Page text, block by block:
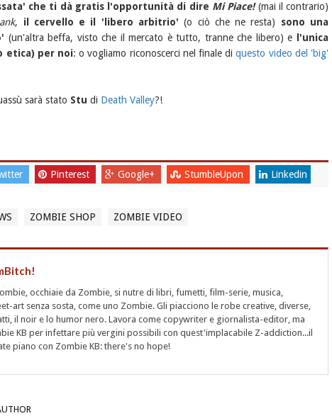
che ti dà gratis l'opportunità di dire Mi Piace!(mai il contrario)
, il cervello e il 'libero arbitrio' (o ciò che ne resta) sono una
(un'altra beffa, visto che il mercato è tutto, tranne che libero) e
l'unica
etica) per noi: o vogliamo riconoscerci nel finale diquesto video del 'big'
sarà stato Stu di Death Valley?!
Pinterest Google+ StumbleUpon Linkedin
ZOMBIE SHOP ZOMBIE VIDEO
occhiaie da Zombie, si nutre di libri, fumetti, film-serie, musica,
art senza sosta, come uno Zombie. Gli piacciono le robe creative, diverse,
il noir e lo humor nero. Lavora come copywriter e giornalista-editor, ma
KB per infettare più vergini possibili con quest'implacabile Z-addiction...il
piano con Zombie KB: there's no hope!